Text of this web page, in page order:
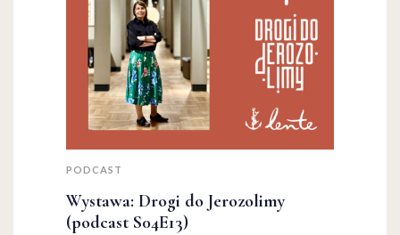
PODCAST
Wystawa: Drogi do Jerozolimy
(podcast S04E13)